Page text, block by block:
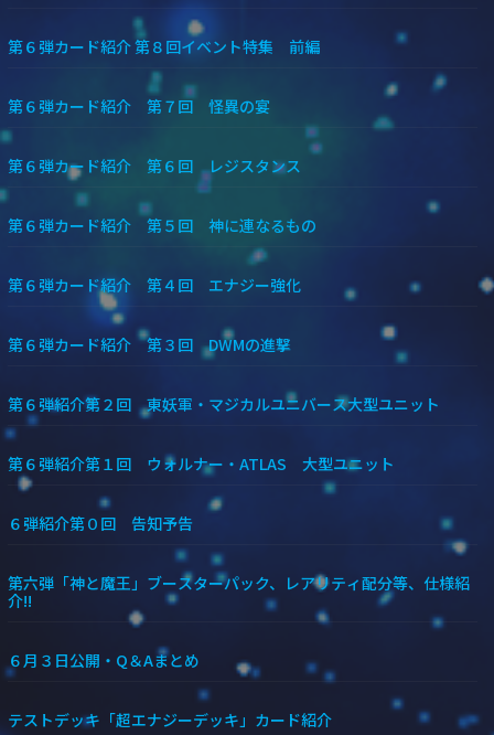
第６弾カード紹介 第８回イベント特集 前編
第６弾カード紹介 第７回 怪異の宴
第６弾カード紹介 第６回 レジスタンス
第６弾カード紹介 第５回 神に連なるもの
第６弾カード紹介 第４回 エナジー強化
第６弾カード紹介 第３回 DWMの進撃
第６弾紹介第２回 東妖軍・マジカルユニバース大型ユニット
第６弾紹介第１回 ウォルナー・ATLAS 大型ユニット
６弾紹介第０回 告知予告
第六弾「神と魔王」ブースターパック、レアリティ配分等、仕様紹
介!!
６月３日公開・Q＆Aまとめ
テストデッキ「超エナジーデッキ」カード紹介